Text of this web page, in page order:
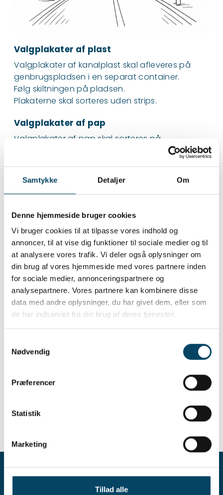
Samtykke Detaljer Om
Denne hjemmeside bruger cookies
Vi bruger cookies til at tilpasse vores indhold og
annoncer, til at vise dig funktioner til sociale medier og til
at analysere vores trafik. Vi deler også oplysninger om
din brug af vores hjemmeside med vores partnere inden
for sociale medier, annonceringspartnere og
analysepartnere. Vores partnere kan kombinere disse
data med andre oplysninger, du har givet dem, eller som
de har indsamlet fra din brug af deres tjenester.
Nødvendig
Præferencer
Statistik
Marketing
Tillad alle
Valgplakater af plast
Valgplakater af kanalplast skal afleveres på
genbrugspladsen i en separat container.
Følg skiltningen på pladsen.
Plakaterne skal sorteres uden strips.
Valgplakater af pap
Valgplakater af pap skal sorteres på
genbrugspladsen som 'Rest efter sortering'.
Strips sorteres som 'Rest efter sortering', da de
Sorteringsvejledning
Er du i tvivl om, hvordan vi skal sortere
sorteringsvejledning.
Sorteringsvejledning
Kontakt
Kontakt og åbningstider